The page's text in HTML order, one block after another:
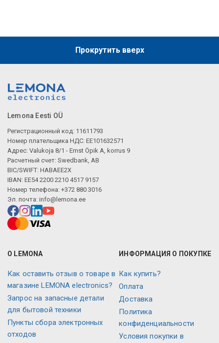
Прокрутить вверх
Lemona Eesti OÜ
Регистрационный код: 11611793
Номер плательщика НДС: EE101632571
Адрес: Valukoja 8/1 - Ernst Öpik A, korrus 9
Расчетный счет: Swedbank, AB
BIC/SWIFT: HABAEE2X
IBAN: EE54 2200 2210 4517 9157
Номер телефона: +372 880 3016
Эл. почта: info@lemona.ee
О LEMONA
Как оставить отзыв о товаре в
магазине LEMONA electronics?
Запрос на запасные детали
для бытовой техники
Пункты сбора электронных
отходов
ИНФОРМАЦИЯ О ПОКУПКЕ
Как купить?
Оплата
Доставка
Политика
конфиденциальности
Условия покупки в